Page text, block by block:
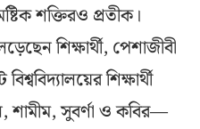
শক্তিরও প্রতীক।
শিক্ষার্থী, পেশাজীবী
শিক্ষার্থী
সুবর্ণা ও কবির—